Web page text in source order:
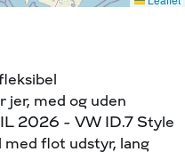
jer, med og uden
2026 - VW ID.7 Style
flot udstyr, lang